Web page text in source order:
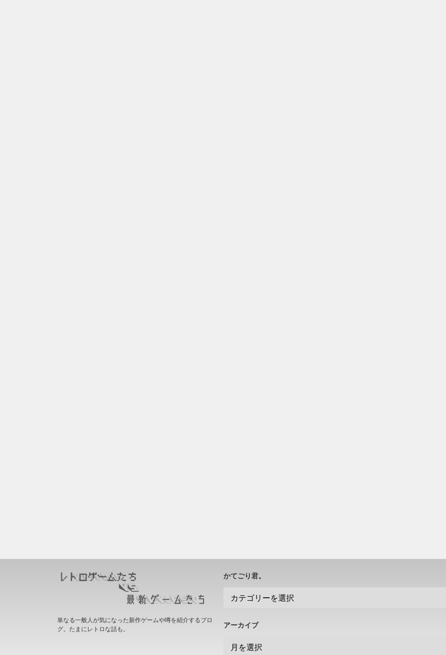
かてごり君。
アーカイブ
単なる一般人が気になった新作ゲームや噂を紹介するブロ
グ。たまにレトロな話も。